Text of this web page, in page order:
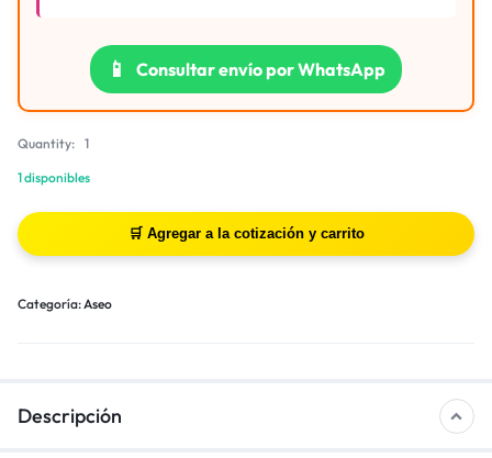
📱 Consultar envío por WhatsApp
Quantity: 1
1 disponibles
Categoría:Aseo
Descripción